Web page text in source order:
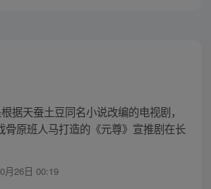
据天蚕土豆同名小说改编的电视剧，
骨原班人马打造的《元尊》宣推剧在长
月26日 00:19